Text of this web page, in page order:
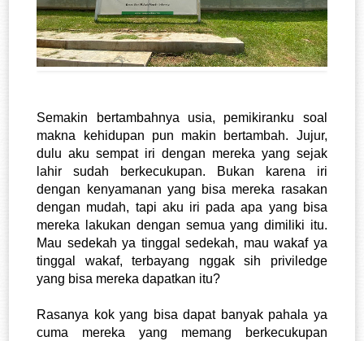
Semakin bertambahnya usia, pemikiranku soal
makna kehidupan pun makin bertambah. Jujur,
dulu aku sempat iri dengan mereka yang sejak
lahir sudah berkecukupan. Bukan karena iri
dengan kenyamanan yang bisa mereka rasakan
dengan mudah, tapi aku iri pada apa yang bisa
mereka lakukan dengan semua yang dimiliki itu.
Mau sedekah ya tinggal sedekah, mau wakaf ya
tinggal wakaf, terbayang nggak sih priviledge
yang bisa mereka dapatkan itu?
Rasanya kok yang bisa dapat banyak pahala ya
cuma mereka yang memang berkecukupan